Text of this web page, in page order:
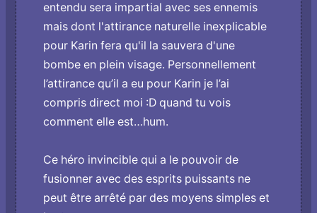
entendu sera impartial avec ses ennemis
mais dont l'attirance naturelle inexplicable
pour Karin fera qu'il la sauvera d'une
bombe en plein visage. Personnellement
l’attirance qu’il a eu pour Karin je l’ai
compris direct moi :D quand tu vois
comment elle est…hum.
Ce héro invincible qui a le pouvoir de
fusionner avec des esprits puissants ne
peut être arrêté par des moyens simples et